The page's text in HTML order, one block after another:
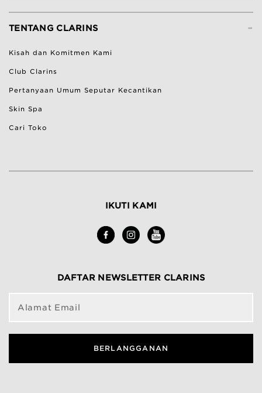
Lacak Pesanan -
TENTANG CLARINS
Kisah dan Komitmen Kami
Club Clarins
Pertanyaan Umum Seputar Kecantikan
Skin Spa
Cari Toko
IKUTI KAMI
DAFTAR NEWSLETTER CLARINS
Alamat Email
BERLANGGANAN